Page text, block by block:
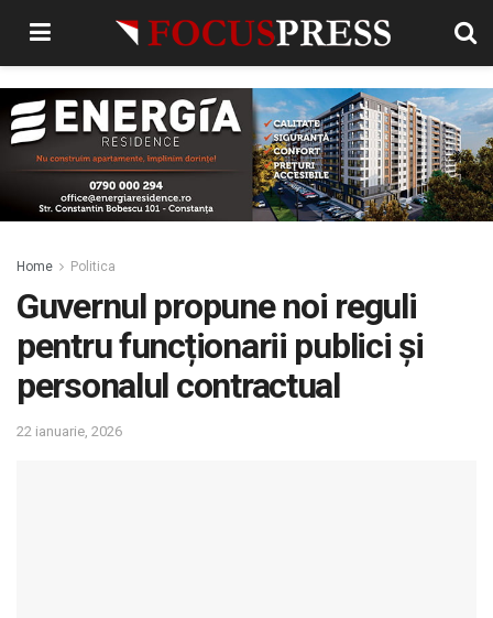
Home Politica
Guvernul propune noi reguli
pentru funcționarii publici și
personalul contractual
22 ianuarie, 2026